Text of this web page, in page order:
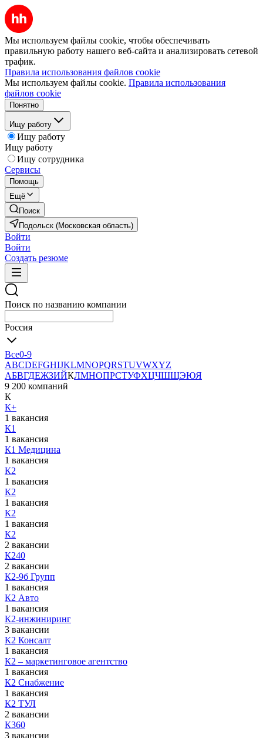
Мы используем файлы cookie, чтобы обеспечивать
правильную работу нашего веб-сайта и анализировать сетевой
трафик.
Правила использования файлов cookie
Мы используем файлы cookie. Правила использования
файлов cookie
Понятно
Ищу работу
Ищу работу
Ищу работу
Ищу сотрудника
Сервисы
Помощь
Ещё
Поиск
Подольск (Московская область)
Войти
Войти
Создать резюме
Поиск по названию компании
Россия
Все0-9
ABCDEFGHIJKLMNOPQRSTUVWXYZ
АБВГДЕЖЗИЙКЛМНОПРСТУФХЦЧШЩЭЮЯ
9 200 компаний
К
К+
1 вакансия
К1
1 вакансия
К1 Медицина
1 вакансия
К2
1 вакансия
К2
1 вакансия
К2
1 вакансия
К2
2 вакансии
К240
2 вакансии
К2-9б Групп
1 вакансия
К2 Авто
1 вакансия
К2-инжиниринг
3 вакансии
К2 Консалт
1 вакансия
К2 – маркетинговое агентство
1 вакансия
К2 Снабжение
1 вакансия
К2 ТУЛ
2 вакансии
К360
3 вакансии